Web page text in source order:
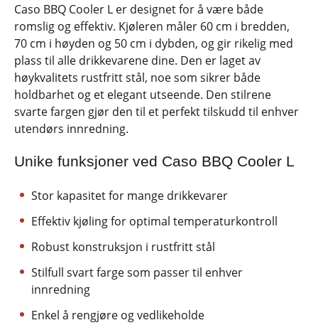
Caso BBQ Cooler L er designet for å være både
romslig og effektiv. Kjøleren måler 60 cm i bredden,
70 cm i høyden og 50 cm i dybden, og gir rikelig med
plass til alle drikkevarene dine. Den er laget av
høykvalitets rustfritt stål, noe som sikrer både
holdbarhet og et elegant utseende. Den stilrene
svarte fargen gjør den til et perfekt tilskudd til enhver
utendørs innredning.
Unike funksjoner ved Caso BBQ Cooler L
Stor kapasitet for mange drikkevarer
Effektiv kjøling for optimal temperaturkontroll
Robust konstruksjon i rustfritt stål
Stilfull svart farge som passer til enhver
innredning
Enkel å rengjøre og vedlikeholde